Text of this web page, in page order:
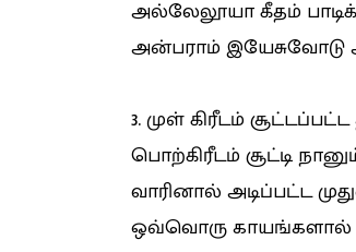
அல்லேலூயா கீதம்
அன்பராம் இயேசுவோடு
3. முள் கிரீடம்
பொற்கிரீடம் சூட்டி
வாரினால் அடிப்பட்ட
ஒவ்வொரு காயங்களால்